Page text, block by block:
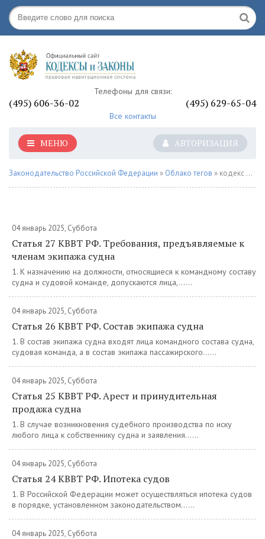
Телефоны для связи:
(495) 606-36-02 (495) 629-65-04
Все контакты
АВТОРИЗАЦИЯ
МЕНЮ
Законодательство Российской Федерации » Облако тегов » кодекс внутреннего водного транспорта рф
04 январь 2025, Суббота
Статья 27 КВВТ РФ. Требования, предъявляемые к
членам экипажа судна
1. К назначению на должности, относящиеся к командному составу
судна и судовой команде, допускаются лица,......
04 январь 2025, Суббота
Статья 26 КВВТ РФ. Состав экипажа судна
1. В состав экипажа судна входят лица командного состава судна,
судовая команда, а в состав экипажа пассажирского......
04 январь 2025, Суббота
Статья 25 КВВТ РФ. Арест и принудительная
продажа судна
1. В случае возникновения судебного производства по иску
любого лица к собственнику судна и заявления......
04 январь 2025, Суббота
Статья 24 КВВТ РФ. Ипотека судов
1. В Российской Федерации может осуществляться ипотека судов
в порядке, установленном законодательством......
04 январь 2025, Суббота